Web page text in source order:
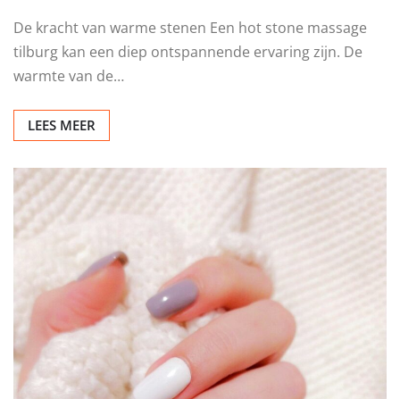
De kracht van warme stenen Een hot stone massage
tilburg kan een diep ontspannende ervaring zijn. De
warmte van de…
LEES MEER